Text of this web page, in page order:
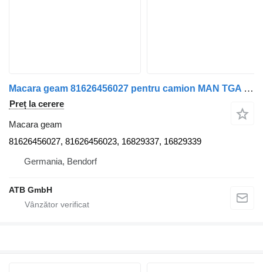
Macara geam 81626456027 pentru camion MAN TGA TGL TGM TGS TGX
Preț la cerere
Macara geam
81626456027, 81626456023, 16829337, 16829339
Germania, Bendorf
ATB GmbH